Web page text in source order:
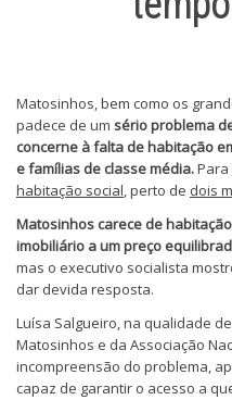
Matosinhos, bem como os
padece de um sério problema
concerne à falta de habitação
e famílias de classe média.Para
habitação social, perto de dois
Matosinhos carece de
imobiliário a um preço
mas o executivo socialista
dar devida resposta.
Luísa Salgueiro, na qualidade
Matosinhos e da Associação
incompreensão do problema,
capaz de garantir o acesso a